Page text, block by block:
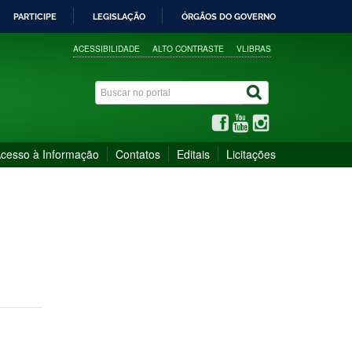
PARTICIPE LEGISLAÇÃO ÓRGÃOS DO GOVERNO
ACESSIBILIDADE ALTO CONTRASTE VLIBRAS
à Informação Contatos Editais Licitações